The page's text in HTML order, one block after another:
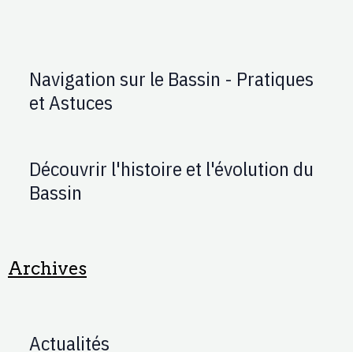
Navigation sur le Bassin - Pratiques
et Astuces
Découvrir l'histoire et l'évolution du
Bassin
Archives
Actualités